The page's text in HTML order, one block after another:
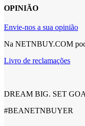
OPINIÃO
Envie-nos a sua opinião
Na NETNBUY.COM
Livro de reclamações
DREAM BIG. SET
#BEANETNBUYER